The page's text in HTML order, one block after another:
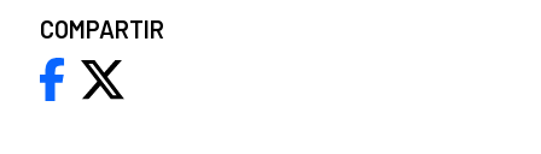
COMPARTIR